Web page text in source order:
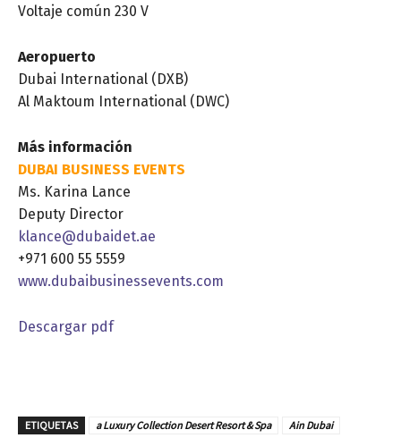
Voltaje común 230 V
Aeropuerto
Dubai International (DXB)
Al Maktoum International (DWC)
Más información
DUBAI BUSINESS EVENTS
Ms. Karina Lance
Deputy Director
klance@dubaidet.ae
+971 600 55 5559
www.dubaibusinessevents.com
Descargar pdf
ETIQUETAS a Luxury Collection Desert Resort & Spa
Ain Dubai